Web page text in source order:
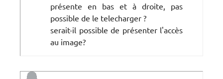
présente en bas et à droite, pas
possible de le telecharger ?
serait-il possible de présenter l'accès
au image?